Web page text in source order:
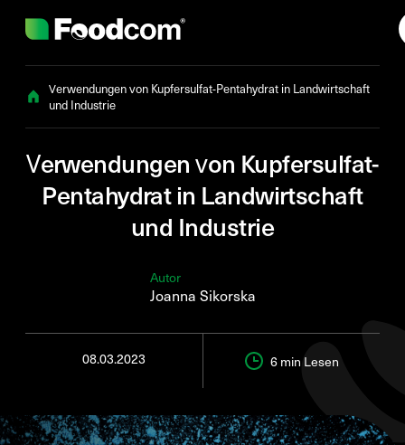
Verwendungen von Kupfersulfat-Pentahydrat in Landwirtschaft
und Industrie
Verwendungen von Kupfersulfat-
Pentahydrat in Landwirtschaft
und Industrie
Autor
Joanna Sikorska
08.03.2023 6 min Lesen